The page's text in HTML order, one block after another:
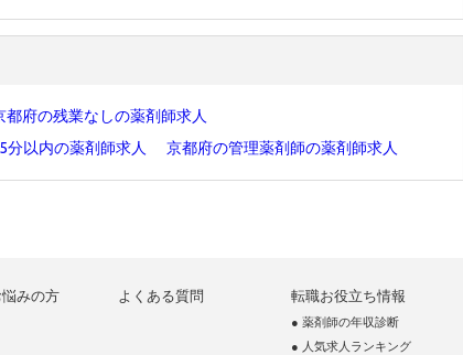
都府の残業なしの薬剤師求人
分以内の薬剤師求人 京都府の管理薬剤師の薬剤師求人
みの方 よくある質問 転職お役立ち情報
● 薬剤師の年収診断
● 人気求人ランキング